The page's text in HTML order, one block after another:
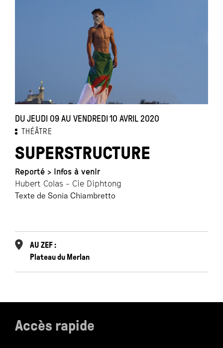
DU JEUDI 09 AU VENDREDI 10 AVRIL 2020
THÉÂTRE
SUPERSTRUCTURE
Reporté > infos à venir
Hubert Colas - Cie Diphtong
Texte de Sonia Chiambretto
AU ZEF :
Plateau du Merlan
Accès rapide